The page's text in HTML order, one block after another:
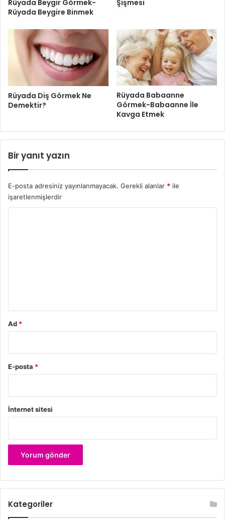
Rüyada Beygir Görmek-
Rüyada Beygire Binmek
Şişmesi
Rüyada Diş Görmek Ne
Demektir?
Rüyada Babaanne
Görmek-Babaanne İle
Kavga Etmek
Bir yanıt yazın
E-posta adresiniz yayınlanmayacak. Gerekli alanlar * ile
işaretlenmişlerdir
Ad *
E-posta *
İnternet sitesi
Kategoriler